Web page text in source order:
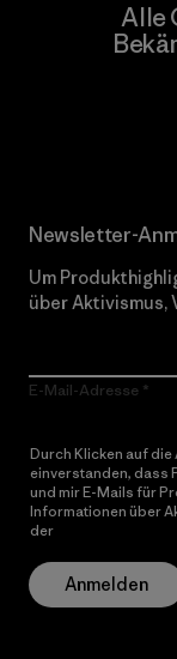
Alle
Newsletter-
Um
über Aktivismus,
E-Mail-Adresse
Durch Klicken auf die
einverstanden, dass
und mir E-Mails für
Informationen über
der
Anmelden